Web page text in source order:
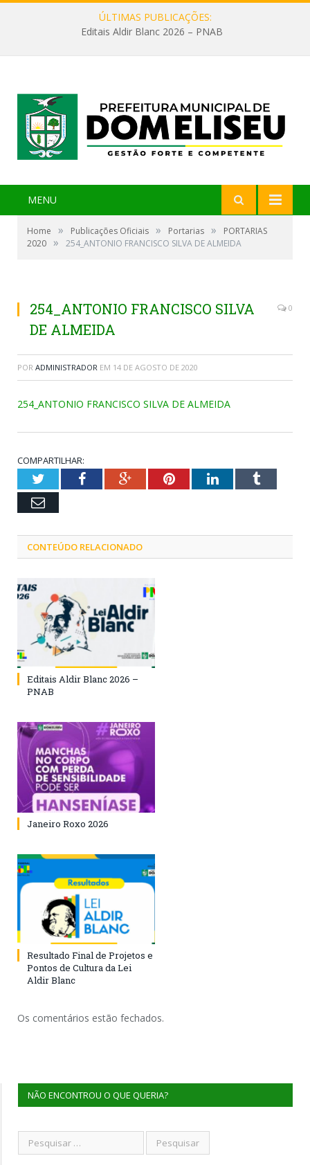
ÚLTIMAS PUBLICAÇÕES:
Editais Aldir Blanc 2026 – PNAB
MENU
Home » Publicações Oficiais » Portarias »
PORTARIAS
2020 » 254_ANTONIO FRANCISCO SILVA DE ALMEIDA
254_ANTONIO FRANCISCO SILVA
DE ALMEIDA
0
POR ADMINISTRADOR EM 14 DE AGOSTO DE 2020
254_ANTONIO FRANCISCO SILVA DE ALMEIDA
COMPARTILHAR:
TwitterFacebookGoogle+PinterestLinkedInTumblr
Email
CONTEÚDO RELACIONADO
Editais Aldir Blanc 2026 –
PNAB
Janeiro Roxo 2026
Resultado Final de Projetos e
Pontos de Cultura da Lei
Aldir Blanc
Os comentários estão fechados.
NÃO ENCONTROU O QUE QUERIA?